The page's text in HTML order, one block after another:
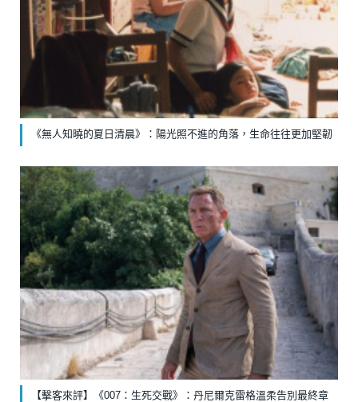
《無人知曉的夏日清晨》：陽光照不進的角落，生命往往更加堅韌
【擊客來評】《007：生死交戰》：丹尼爾克雷格溫柔告別最終章